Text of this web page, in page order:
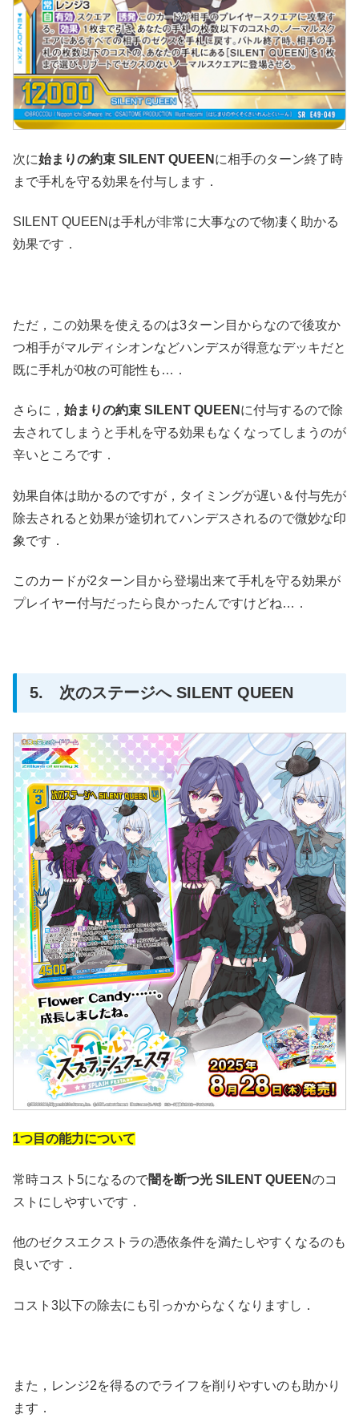
次に始まりの約束 SILENT QUEEN に相手のターン終了時
まで手札を守る効果を付与します．
SILENT QUEENは手札が非常に大事なので物凄く助かる
効果です．
ただ，この効果を使えるのは3ターン目からなので後攻か
つ相手がマルディシオンなどハンデスが得意なデッキだと
既に手札が0枚の可能性も…．
さらに， 始まりの約束 SILENT QUEEN に付与するので除
去されてしまうと手札を守る効果もなくなってしまうのが
辛いところです．
効果自体は助かるのですが，タイミングが遅い＆付与先が
除去されると効果が途切れてハンデスされるので微妙な印
象です．
このカードが2ターン目から登場出来て手札を守る効果が
プレイヤー付与だったら良かったんですけどね…．
5. 次のステージへ SILENT QUEEN
1つ目の能力について
常時コスト5になるので闇を断つ光 SILENT QUEENのコ
ストにしやすいです．
他のゼクスエクストラの憑依条件を満たしやすくなるのも
良いです．
コスト3以下の除去にも引っかからなくなりますし．
また，レンジ2を得るのでライフを削りやすいのも助かり
ます．